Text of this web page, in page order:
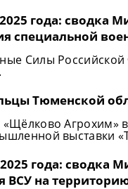
года: сводка
специальной
Силы
Тюменской
Агрохим»
выставки
года: сводка
ВСУ на